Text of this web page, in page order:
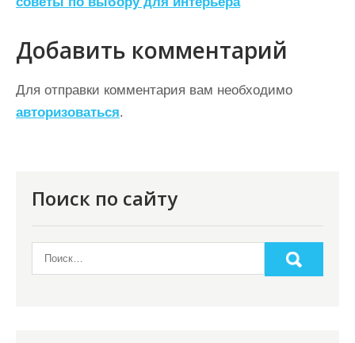
и
г
а
ц
и
Добавить комментарий
Для отправки комментария вам необходимо
авторизоваться.
Поиск по сайту